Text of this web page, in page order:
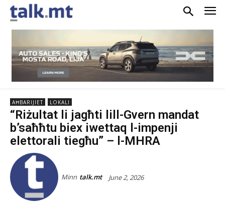
AĦBARIJIET LOKALI
“Riżultat li jagħti lill-Gvern mandat
b’saħħtu biex iwettaq l-impenji
elettorali tiegħu” – l-MHRA
Minn talk.mt June 2, 2026